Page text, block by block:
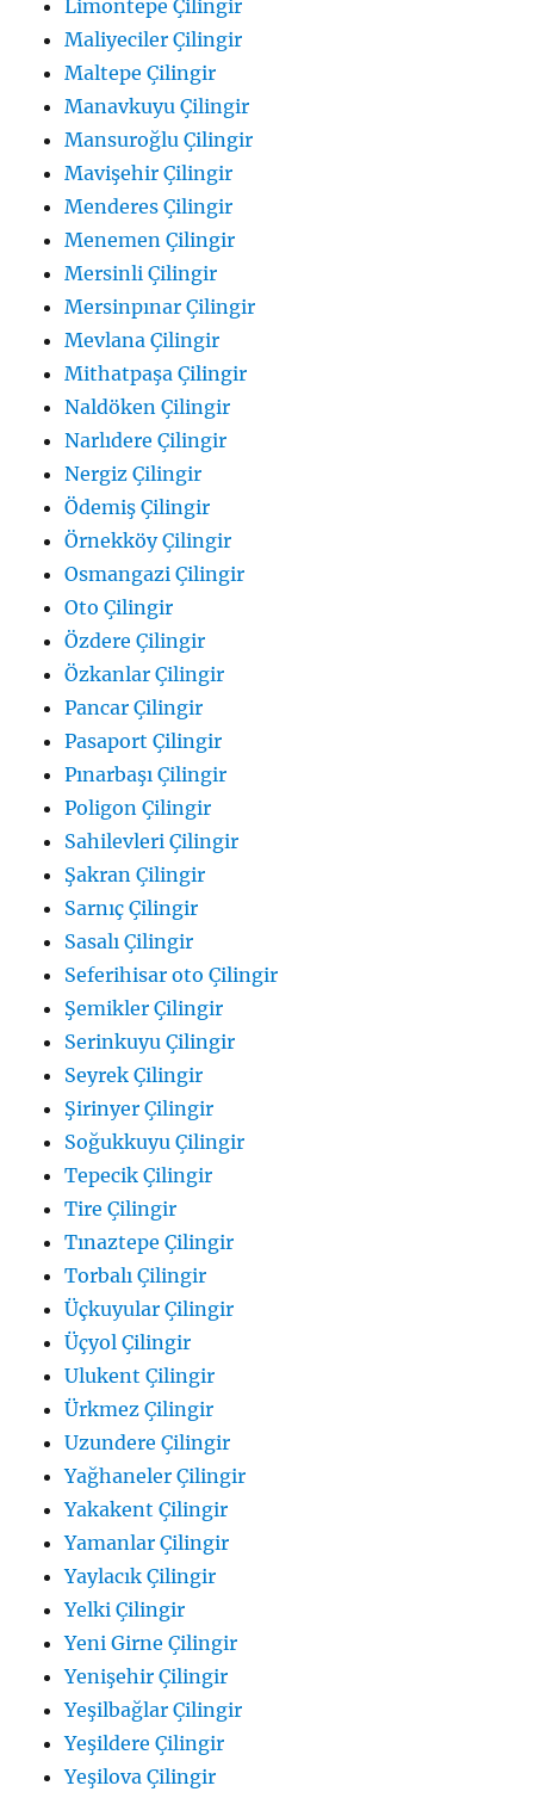
Limontepe Çilingir
Maliyeciler Çilingir
Maltepe Çilingir
Manavkuyu Çilingir
Mansuroğlu Çilingir
Mavişehir Çilingir
Menderes Çilingir
Menemen Çilingir
Mersinli Çilingir
Mersinpınar Çilingir
Mevlana Çilingir
Mithatpaşa Çilingir
Naldöken Çilingir
Narlıdere Çilingir
Nergiz Çilingir
Ödemiş Çilingir
Örnekköy Çilingir
Osmangazi Çilingir
Oto Çilingir
Özdere Çilingir
Özkanlar Çilingir
Pancar Çilingir
Pasaport Çilingir
Pınarbaşı Çilingir
Poligon Çilingir
Sahilevleri Çilingir
Şakran Çilingir
Sarnıç Çilingir
Sasalı Çilingir
Seferihisar oto Çilingir
Şemikler Çilingir
Serinkuyu Çilingir
Seyrek Çilingir
Şirinyer Çilingir
Soğukkuyu Çilingir
Tepecik Çilingir
Tire Çilingir
Tınaztepe Çilingir
Torbalı Çilingir
Üçkuyular Çilingir
Üçyol Çilingir
Ulukent Çilingir
Ürkmez Çilingir
Uzundere Çilingir
Yağhaneler Çilingir
Yakakent Çilingir
Yamanlar Çilingir
Yaylacık Çilingir
Yelki Çilingir
Yeni Girne Çilingir
Yenişehir Çilingir
Yeşilbağlar Çilingir
Yeşildere Çilingir
Yeşilova Çilingir